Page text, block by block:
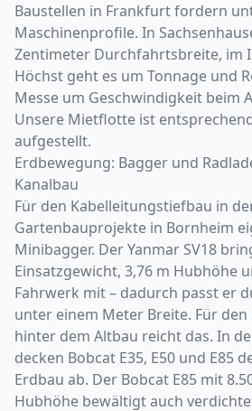
Baustellen in Frankfurt fordern
Maschinenprofile. In
Zentimeter Durchfahrtsbreite, im
Höchst geht es um Tonnage und
Messe um Geschwindigkeit beim
Unsere Mietflotte ist
aufgestellt.
Erdbewegung: Bagger und
Kanalbau
Für den Kabelleitungstiefbau in
Gartenbauprojekte in Bornheim
Minibagger. Der Yanmar SV18
Einsatzgewicht, 3,76 m Hubhöhe
Fahrwerk mit – dadurch passt er
unter einem Meter Breite. Für
hinter dem Altbau reicht das. In
decken Bobcat E35, E50 und E85
Erdbau ab. Der Bobcat E85 mit
Hubhöhe bewältigt auch